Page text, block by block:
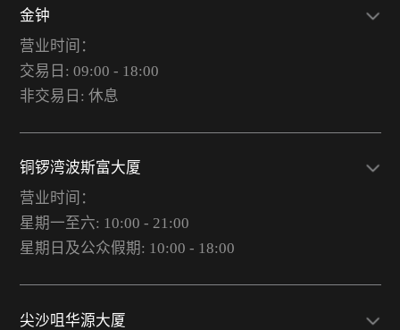
金钟
营业时间：
交易日: 09:00 - 18:00
非交易日: 休息
铜锣湾波斯富大厦
营业时间：
星期一至六: 10:00 - 21:00
星期日及公众假期: 10:00 - 18:00
尖沙咀华源大厦